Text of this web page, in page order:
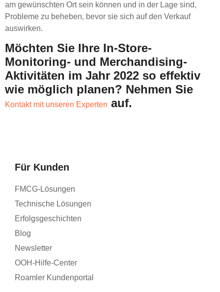
am gewünschten Ort sein können und in der Lage sind,
Probleme zu beheben, bevor sie sich auf den Verkauf
auswirken.
Möchten Sie Ihre In-Store-
Monitoring- und Merchandising-
Aktivitäten im Jahr 2022 so effektiv
wie möglich planen? Nehmen Sie
Kontakt mit unseren Experten auf.
Für Kunden
FMCG-Lösungen
Technische Lösungen
Erfolgsgeschichten
Blog
Newsletter
OOH-Hilfe-Center
Roamler Kundenportal